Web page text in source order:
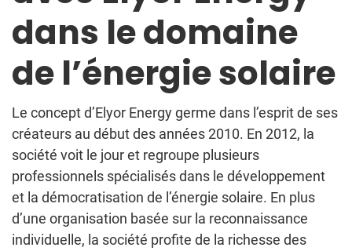
dans le domaine
de l’énergie solaire
Le concept d’Elyor Energy germe dans l’esprit de ses
créateurs au début des années 2010. En 2012, la
société voit le jour et regroupe plusieurs
professionnels spécialisés dans le développement
et la démocratisation de l’énergie solaire. En plus
d’une organisation basée sur la reconnaissance
individuelle, la société profite de la richesse des